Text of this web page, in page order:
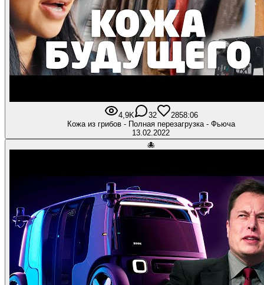
4,9K 32 2858:06
Кожа из грибов - Полная перезагрузка - Фьюча
13.02.2022
🐙